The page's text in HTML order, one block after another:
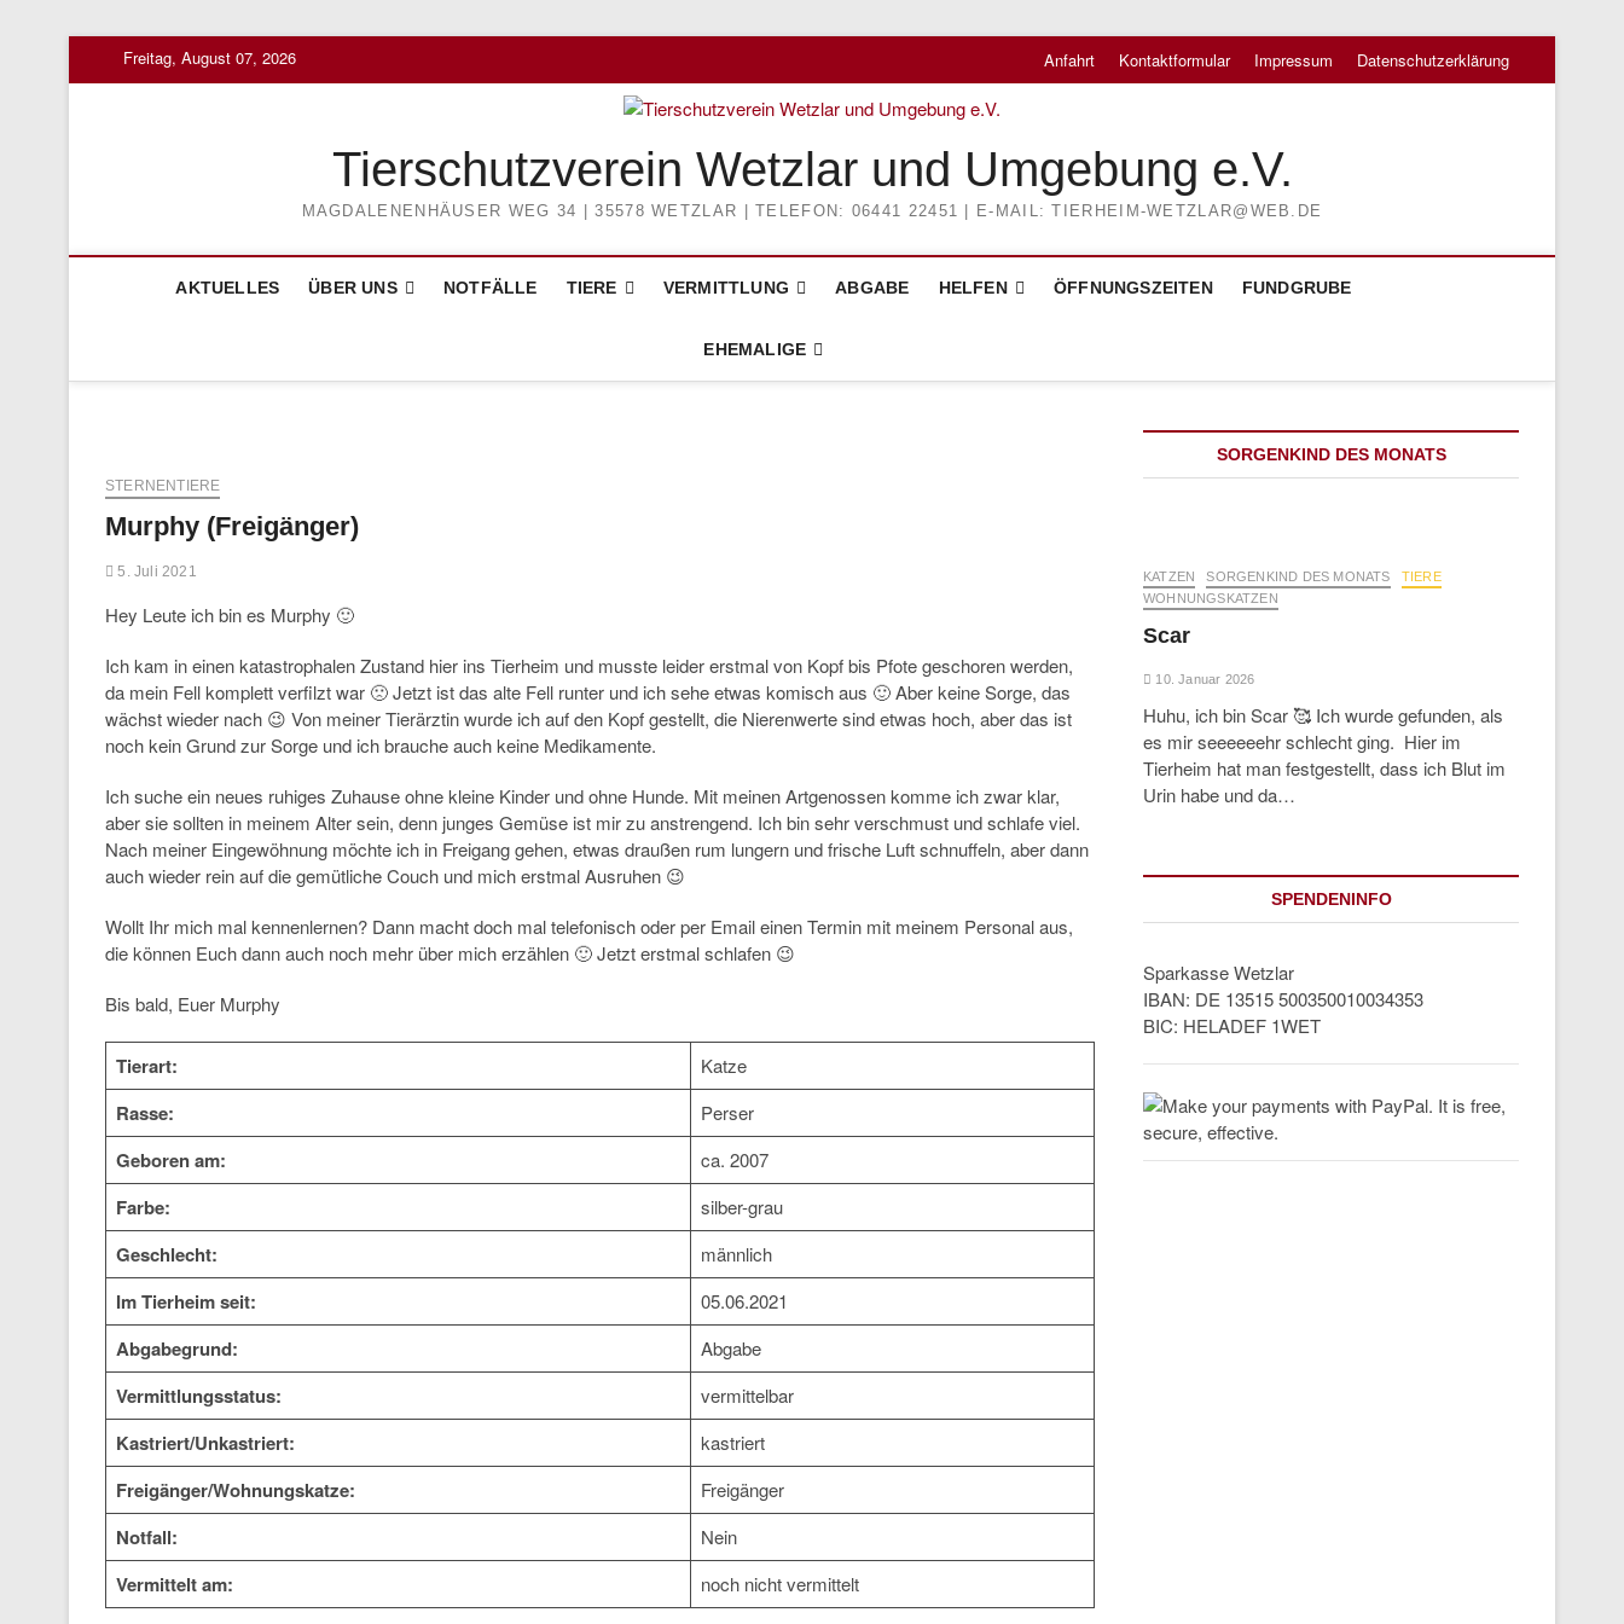
Freitag, August 07, 2026 Anfahrt Kontaktformular Impressum Datenschutzerklärung
Tierschutzverein Wetzlar und Umgebung e.V.
MAGDALENENHÄUSER WEG 34 | 35578 WETZLAR | TELEFON: 06441 22451 | E-MAIL: TIERHEIM-WETZLAR@WEB.DE
AKTUELLES ÜBER UNS NOTFÄLLE TIERE VERMITTLUNG ABGABE HELFEN ÖFFNUNGSZEITEN FUNDGRUBE
EHEMALIGE
STERNENTIERE
Murphy (Freigänger)
5. Juli 2021
Hey Leute ich bin es Murphy 🙂
Ich kam in einen katastrophalen Zustand hier ins Tierheim und musste leider erstmal von Kopf bis Pfote geschoren werden,
da mein Fell komplett verfilzt war 🙁 Jetzt ist das alte Fell runter und ich sehe etwas komisch aus 🙂 Aber keine Sorge, das
wächst wieder nach 😉 Von meiner Tierärztin wurde ich auf den Kopf gestellt, die Nierenwerte sind etwas hoch, aber das ist
noch kein Grund zur Sorge und ich brauche auch keine Medikamente.
Ich suche ein neues ruhiges Zuhause ohne kleine Kinder und ohne Hunde. Mit meinen Artgenossen komme ich zwar klar,
aber sie sollten in meinem Alter sein, denn junges Gemüse ist mir zu anstrengend. Ich bin sehr verschmust und schlafe viel.
Nach meiner Eingewöhnung möchte ich in Freigang gehen, etwas draußen rum lungern und frische Luft schnuffeln, aber dann
auch wieder rein auf die gemütliche Couch und mich erstmal Ausruhen 😉
Wollt Ihr mich mal kennenlernen? Dann macht doch mal telefonisch oder per Email einen Termin mit meinem Personal aus,
die können Euch dann auch noch mehr über mich erzählen 🙂 Jetzt erstmal schlafen 😉
Bis bald, Euer Murphy
Tierart: Katze
Rasse: Perser
Geboren am: ca. 2007
Farbe: silber-grau
Geschlecht: männlich
Im Tierheim seit: 05.06.2021
Abgabegrund: Abgabe
Vermittlungsstatus: vermittelbar
Kastriert/Unkastriert: kastriert
Freigänger/Wohnungskatze: Freigänger
Notfall: Nein
Vermittelt am: noch nicht vermittelt
SORGENKIND DES MONATS
KATZEN SORGENKIND DES MONATS
TIERE
WOHNUNGSKATZEN
Scar
10. Januar 2026
Huhu, ich bin Scar 🥰 Ich wurde gefunden, als
es mir seeeeeehr schlecht ging. Hier im
Tierheim hat man festgestellt, dass ich Blut im
Urin habe und da…
SPENDENINFO
Sparkasse Wetzlar
IBAN: DE 13515 500350010034353
BIC: HELADEF 1WET